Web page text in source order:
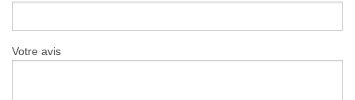
Votre avis